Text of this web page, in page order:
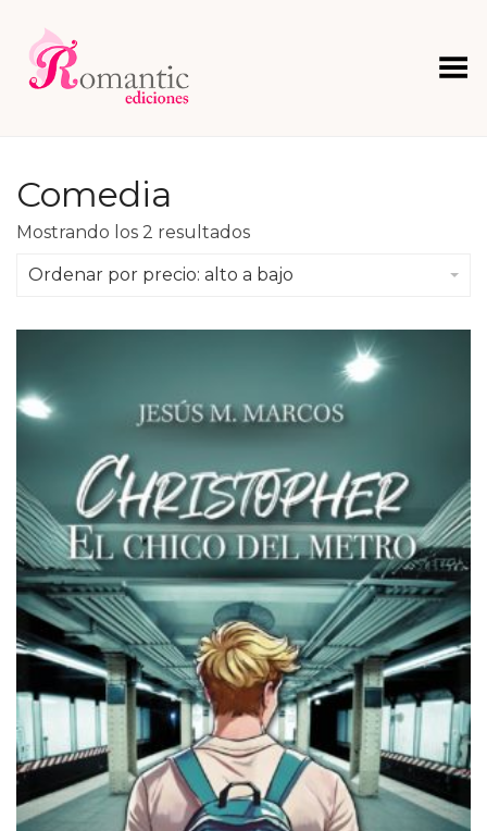
Menú
Comedia
Mostrando los 2 resultadosOrdenado
precio:
alto
Ordenar por precio: alto a bajo